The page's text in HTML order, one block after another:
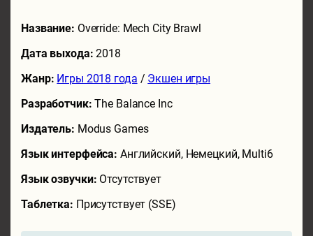
Название: Override: Mech City Brawl
Дата выхода:2018
Жанр: Игры 2018 года / Экшен игры
Разработчик:The Balance Inc
Издатель: Modus Games
Язык интерфейса: Английский, Немецкий, Multi6
Язык озвучки: Отсутствует
Таблетка: Присутствует (SSE)